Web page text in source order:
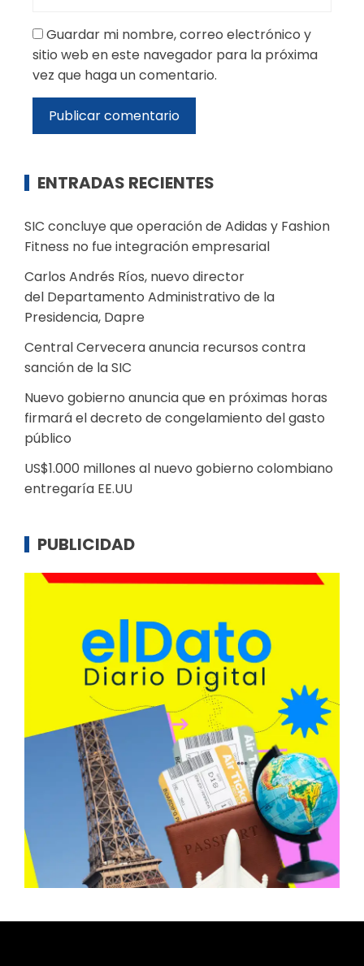
Guardar mi nombre, correo electrónico y
sitio web en este navegador para la próxima
vez que haga un comentario.
ENTRADAS RECIENTES
SIC concluye que operación de Adidas y Fashion
Fitness no fue integración empresarial
Carlos Andrés Ríos, nuevo director
del Departamento Administrativo de la
Presidencia, Dapre
Central Cervecera anuncia recursos contra
sanción de la SIC
Nuevo gobierno anuncia que en próximas horas
firmará el decreto de congelamiento del gasto
público
US$1.000 millones al nuevo gobierno colombiano
entregaría EE.UU
PUBLICIDAD